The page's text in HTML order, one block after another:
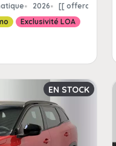
2026
[[
Exclusivité LOA
EN STOCK